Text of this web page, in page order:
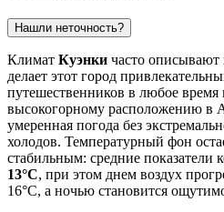
Нашли неточность?
Климат Куэнки часто описывают
делает этот город
путешественников в любое время
высокогорному расположению в
умеренная погода без
холодов. Температурный фон
стабильным: средние показатели
13°C, при этом днем воздух
16°C, а ночью становится